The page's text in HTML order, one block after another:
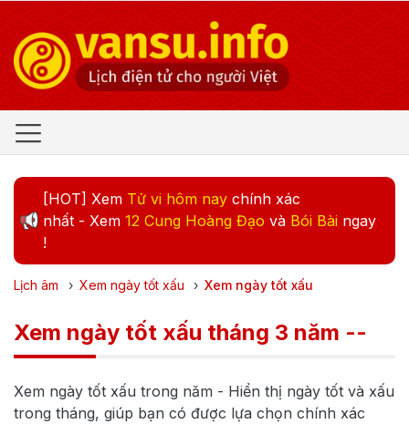
[HOT] Xem Tử vi hôm nay chính xác
nhất - Xem 12 Cung Hoàng Đạo và Bói Bài ngay
!
Lịch âm › Xem ngày tốt xấu › Xem ngày tốt xấu
Xem ngày tốt xấu tháng 3 năm --
Xem ngày tốt xấu trong năm - Hiển thị ngày tốt và xấu
trong tháng, giúp bạn có được lựa chọn chính xác